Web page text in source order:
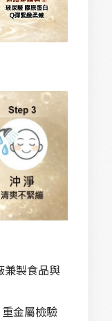
兼製食品與
金屬檢驗